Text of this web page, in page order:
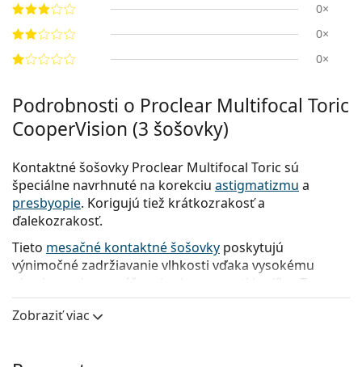
0×
0×
0×
Podrobnosti o Proclear Multifocal Toric
CooperVision (3 šošovky)
Kontaktné šošovky Proclear Multifocal Toric sú
špeciálne navrhnuté na korekciu astigmatizmu a
presbyopie. Korigujú tiež krátkozrakosť a
ďalekozrakosť.
Tieto mesačné kontaktné šošovky poskytujú
výnimočné zadržiavanie vlhkosti vďaka vysokému
obsahu vody a vyváženej priepustnosti kyslíka. To z
nich robí ideálnu voľbu pre nositeľov, ktorí trpia
syndrómom suchého oka, pretože tieto šošovky
Zobraziť viac